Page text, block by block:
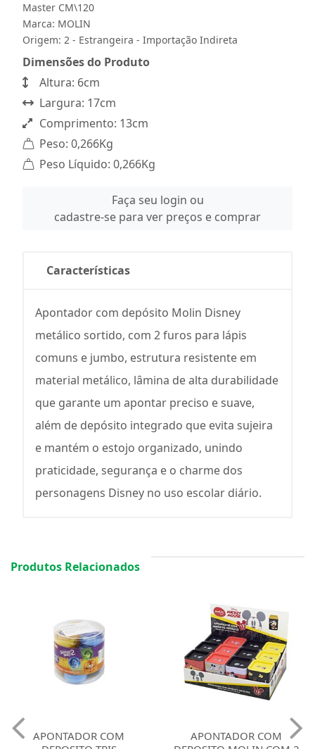
Master CM\120
Marca: MOLIN
Origem: 2 - Estrangeira - Importação Indireta
Dimensões do Produto
Altura: 6cm
Largura: 17cm
Comprimento: 13cm
Peso: 0,266Kg
Peso Líquido: 0,266Kg
Faça seu login ou
cadastre-se para ver preços e comprar
Características
Apontador com depósito Molin Disney
metálico sortido, com 2 furos para lápis
comuns e jumbo, estrutura resistente em
material metálico, lâmina de alta durabilidade
que garante um apontar preciso e suave,
além de depósito integrado que evita sujeira
e mantém o estojo organizado, unindo
praticidade, segurança e o charme dos
personagens Disney no uso escolar diário.
Produtos Relacionados
APONTADOR COM
APONTADOR COM